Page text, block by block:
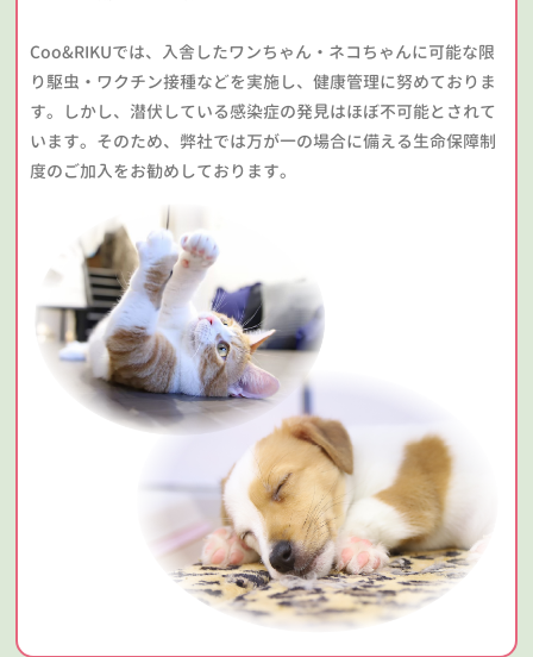
Coo&RIKUでは、入舎したワンちゃん・ネコちゃんに可能な限
り駆虫・ワクチン接種などを実施し、健康管理に努めておりま
す。しかし、潜伏している感染症の発見はほぼ不可能とされて
います。そのため、弊社では万が一の場合に備える生命保障制
度のご加入をお勧めしております。